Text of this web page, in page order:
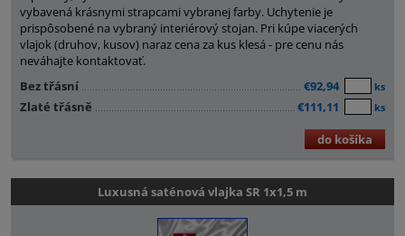
vybavená krásnymi strapcami vybranej farby. Uchytenie je
prispôsobené na vybraný interiérový stojan. Pri kúpe viacerých
vlajok (druhov, kusov) naraz cena za kus klesá - pre cenu nás
neváhajte kontaktovať.
Bez třásní
€92,94 ks
Zlaté třásně €111,11 ks
do košíka
Luxusná saténová vlajka SR 1x1,5 m